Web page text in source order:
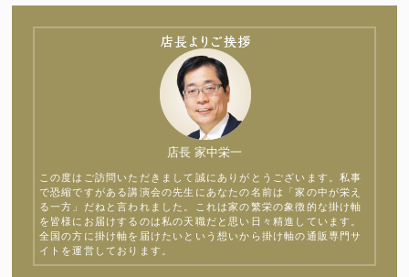
店長 家中栄一
この度はご訪問いただきまして誠にありがとうございます。私事
で恐縮ですがある講演会の先生にあなたの名前は「家の中が栄え
る一方」だねと言われました。これは家の繁栄の象徴的な掛け軸
を皆様にお届けするのは私の天職だと思い日々精進しています。
全国の方に掛け軸を届けたいという想いから掛け軸の通販専門サ
イトを運営しております。